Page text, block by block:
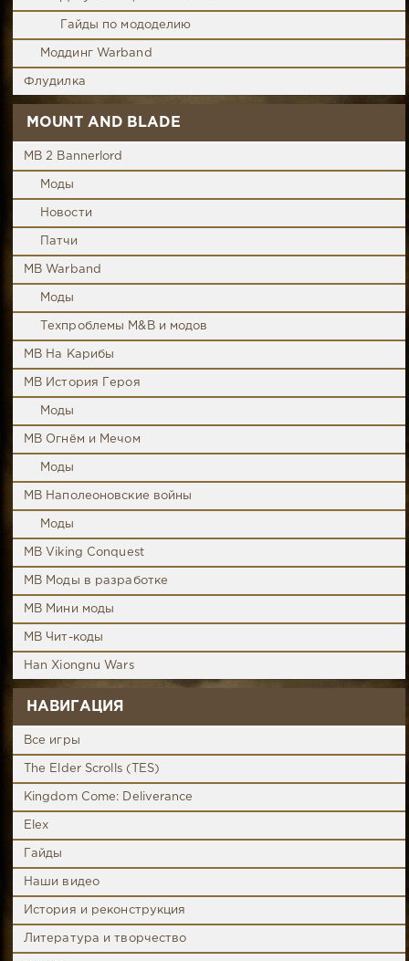
Гайды по мододелию
Моддинг Warband
Флудилка
MOUNT AND BLADE
MB 2 Bannerlord
Моды
Новости
Патчи
MB Warband
Моды
Техпроблемы M&B и модов
MB На Карибы
MB История Героя
Моды
MB Огнём и Мечом
Моды
MB Наполеоновские войны
Моды
MB Viking Conquest
MB Моды в разработке
MB Мини моды
MB Чит-коды
Han Xiongnu Wars
НАВИГАЦИЯ
Все игры
The Elder Scrolls (TES)
Kingdom Come: Deliverance
Elex
Гайды
Наши видео
История и реконструкция
Литература и творчество